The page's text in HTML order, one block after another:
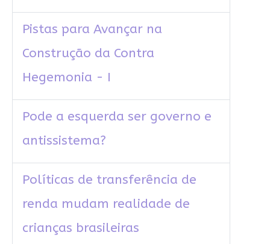
Pistas para Avançar na
Construção da Contra
Hegemonia - I
Pode a esquerda ser governo e
antissistema?
Políticas de transferência de
renda mudam realidade de
crianças brasileiras